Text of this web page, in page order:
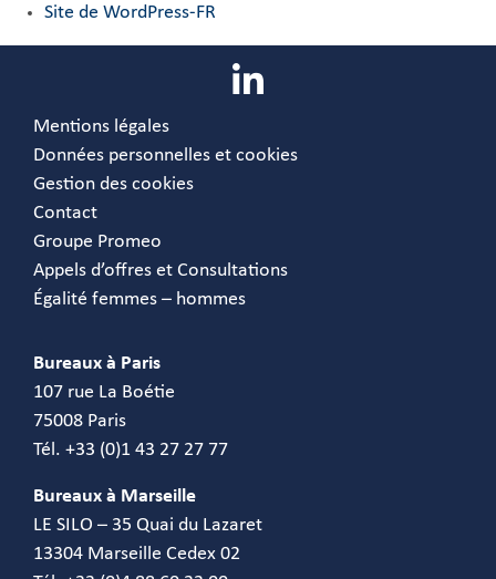
Site de WordPress-FR
Mentions légales
Données personnelles et cookies
Gestion des cookies
Contact
Groupe Promeo
Appels d’offres et Consultations
Égalité femmes – hommes
Bureaux à Paris
107 rue La Boétie
75008 Paris
Tél. +33 (0)1 43 27 27 77
Bureaux à Marseille
LE SILO – 35 Quai du Lazaret
13304 Marseille Cedex 02